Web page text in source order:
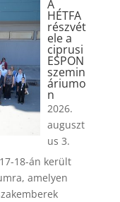
A
HÉTFA
részvét
ele a
ciprusi
ESPON
szemin
áriumo
n
2026.
auguszt
us 3.
18-án került
amelyen